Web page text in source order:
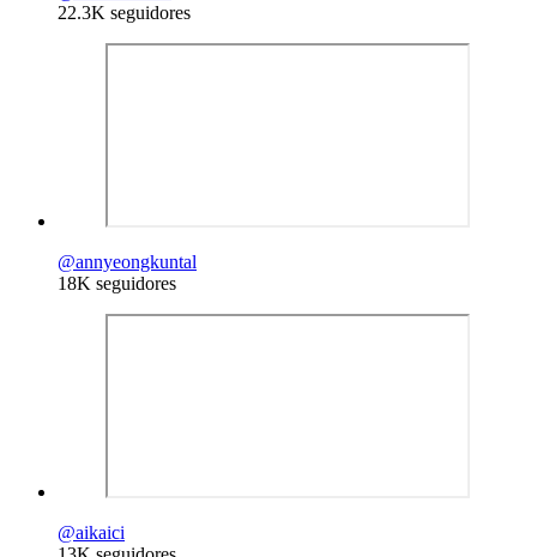
22.3K seguidores
@annyeongkuntal
18K seguidores
@aikaici